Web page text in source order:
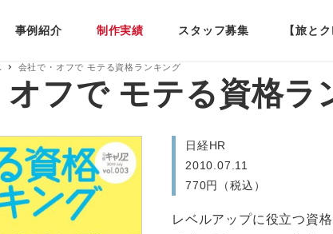
事例紹介 制作実績 スタッフ募集 【旅と
会社で・オフで モテる資格ランキング
オフで モテる資格ラ
日経HR
2010.07.11
770円（税込）
レベルアップに役立つ資